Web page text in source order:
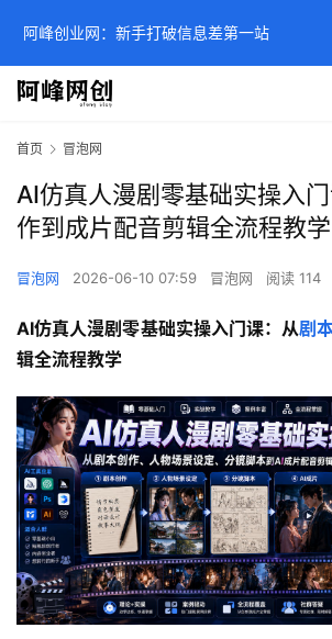
首页 冒泡网
AI仿真人漫剧零基础实操入
作到成片配音剪辑全流程教学
冒泡网 2026-06-10 07:59 冒泡网 阅读 114
AI仿真人漫剧零基础实操入门课：从剧
辑全流程教学
阿峰创业网：新手打破信息差第一站